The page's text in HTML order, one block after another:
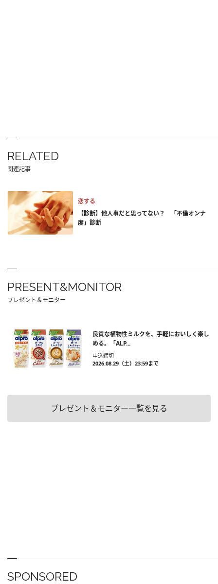
RELATED
関連記事
恋する
【診断】他人事だと思ってない？ 「不倫オンナ
度」診断
PRESENT&MONITOR
プレゼント＆モニター
良質な植物性ミルクを、手軽においしく楽し
める。「ALP...
申込締切
2026.08.29（土）23:59まで
プレゼント＆モニター一覧を見る
SPONSORED